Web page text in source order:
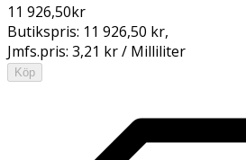
11 926,50kr
Butikspris: 11 926,50 kr,
Jmfs.pris: 3,21 kr / Milliliter
Köp